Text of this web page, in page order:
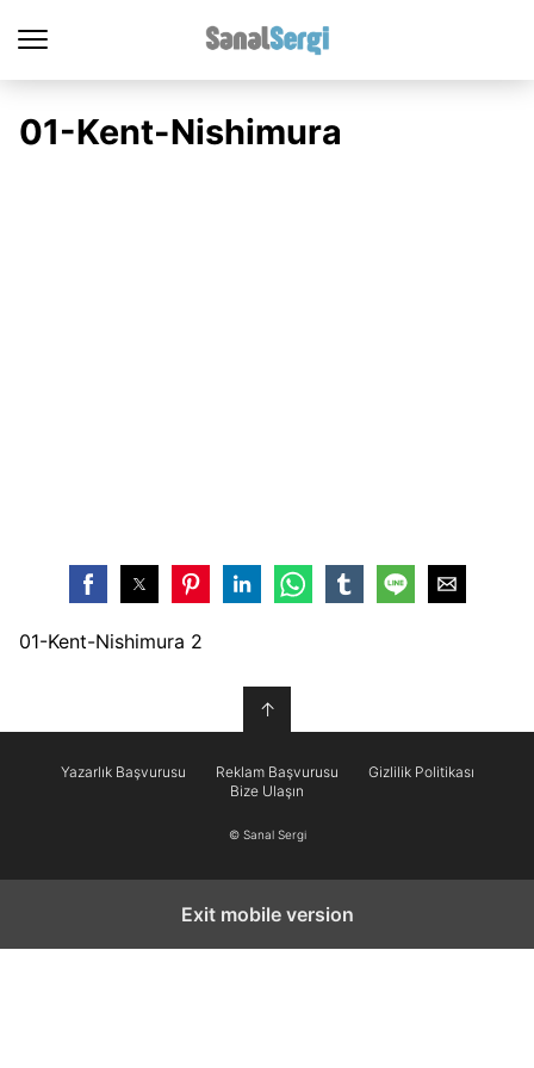
01-Kent-Nishimura
01-Kent-Nishimura 2
↑
Yazarlık Başvurusu Reklam Başvurusu
Gizlilik Politikası
Bize Ulaşın
© Sanal Sergi
Exit mobile version